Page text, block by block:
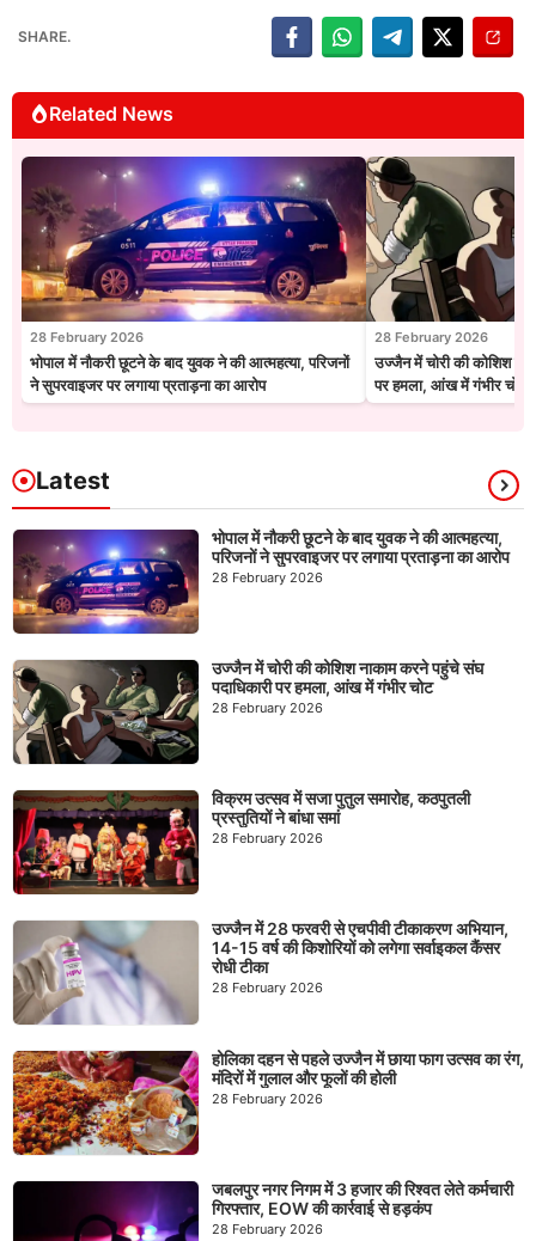
SHARE.
Related News
28 February 2026
भोपाल में नौकरी छूटने के बाद युवक ने की आत्महत्या, परिजनों
ने सुपरवाइजर पर लगाया प्रताड़ना का आरोप
28 February 2026
उज्जैन में चोरी की कोशिश
पर हमला, आंख में गंभीर चोट
Latest
भोपाल में नौकरी छूटने के बाद युवक ने की आत्महत्या,
परिजनों ने सुपरवाइजर पर लगाया प्रताड़ना का आरोप
28 February 2026
उज्जैन में चोरी की कोशिश नाकाम करने पहुंचे संघ
पदाधिकारी पर हमला, आंख में गंभीर चोट
28 February 2026
विक्रम उत्सव में सजा पुतुल समारोह, कठपुतली
प्रस्तुतियों ने बांधा समां
28 February 2026
उज्जैन में 28 फरवरी से एचपीवी टीकाकरण अभियान,
14-15 वर्ष की किशोरियों को लगेगा सर्वाइकल कैंसर
रोधी टीका
28 February 2026
होलिका दहन से पहले उज्जैन में छाया फाग उत्सव का रंग,
मंदिरों में गुलाल और फूलों की होली
28 February 2026
जबलपुर नगर निगम में 3 हजार की रिश्वत लेते कर्मचारी
गिरफ्तार, EOW की कार्रवाई से हड़कंप
28 February 2026